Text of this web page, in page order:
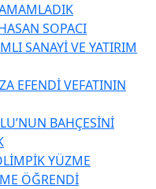
SOPACI
SANAYİ VE YATIRIM
EFENDİ VEFATININ
BAHÇESİNİ
YÜZME
ÖĞRENDİ